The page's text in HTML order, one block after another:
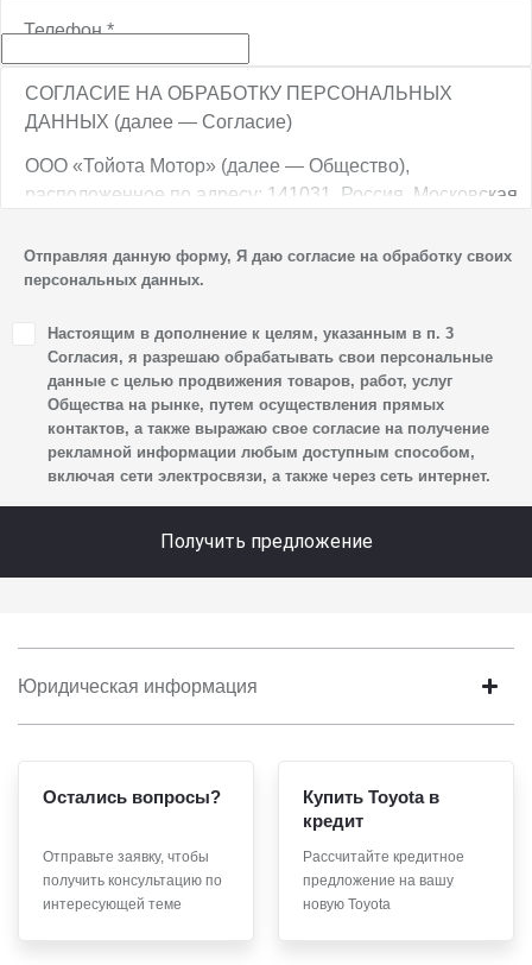
Телефон*
СОГЛАСИЕ НА ОБРАБОТКУ ПЕРСОНАЛЬНЫХ
ДАННЫХ (далее — Согласие)
ООО «Тойота Мотор» (далее — Общество),
расположенное по адресу: 141031, Россия, Московская
ТПЗ «Алтуфьево», вл. 5, стр. 1, является оператором
персональных данных.
1. Настоящим я даю согласие Обществу на обработку
своих персональных данных, а именно: имени, отчества,
фамилии, контактных данных (включая номер телефона
и адрес электронной почты), адреса, сведений
о впечатлениях, интересах, предпочтениях
к автомобилю(-ям) и товарам/услугам, IP-адреса,
сайта, уникального идентификатора посетителя сайта,
предпочтительного времени и способа для контакта,
2. Под обработкой персональных данных понимаются
следующие действия: сбор, запись, систематизация,
уничтожение персональных данных. Общество
обрабатывает персональные данные с использованием
средств автоматизации.
3. Целью обработки персональных данных является
Отправляя данную форму, Я даю согласие на обработку своих
персональных данных.
Настоящим в дополнение к целям, указанным в п. 3
Согласия, я разрешаю обрабатывать свои персональные
данные с целью продвижения товаров, работ, услуг
Общества на рынке, путем осуществления прямых
контактов, а также выражаю свое согласие на получение
рекламной информации любым доступным способом,
включая сети электросвязи, а также через сеть интернет.
Получить предложение
Юридическая информация
Остались вопросы?
Отправьте заявку, чтобы
получить консультацию по
интересующей теме
Купить Toyota в
кредит
Рассчитайте кредитное
предложение на вашу
новую Toyota